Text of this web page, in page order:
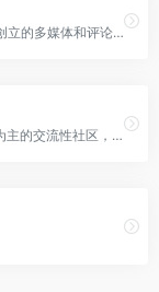
IGN是一间由乔纳森·辛普森-宾特在1996年创立的多媒体和评论网站，主要对象为电子游戏。母公司是IGN Entertainment。
七九社区（www.79lt.com）—一个以文学为主的交流性社区，站内收集着海量模板、视频、图片、源码、域名、文学，七九社区是以博客为基础的文学交流论坛，社区内